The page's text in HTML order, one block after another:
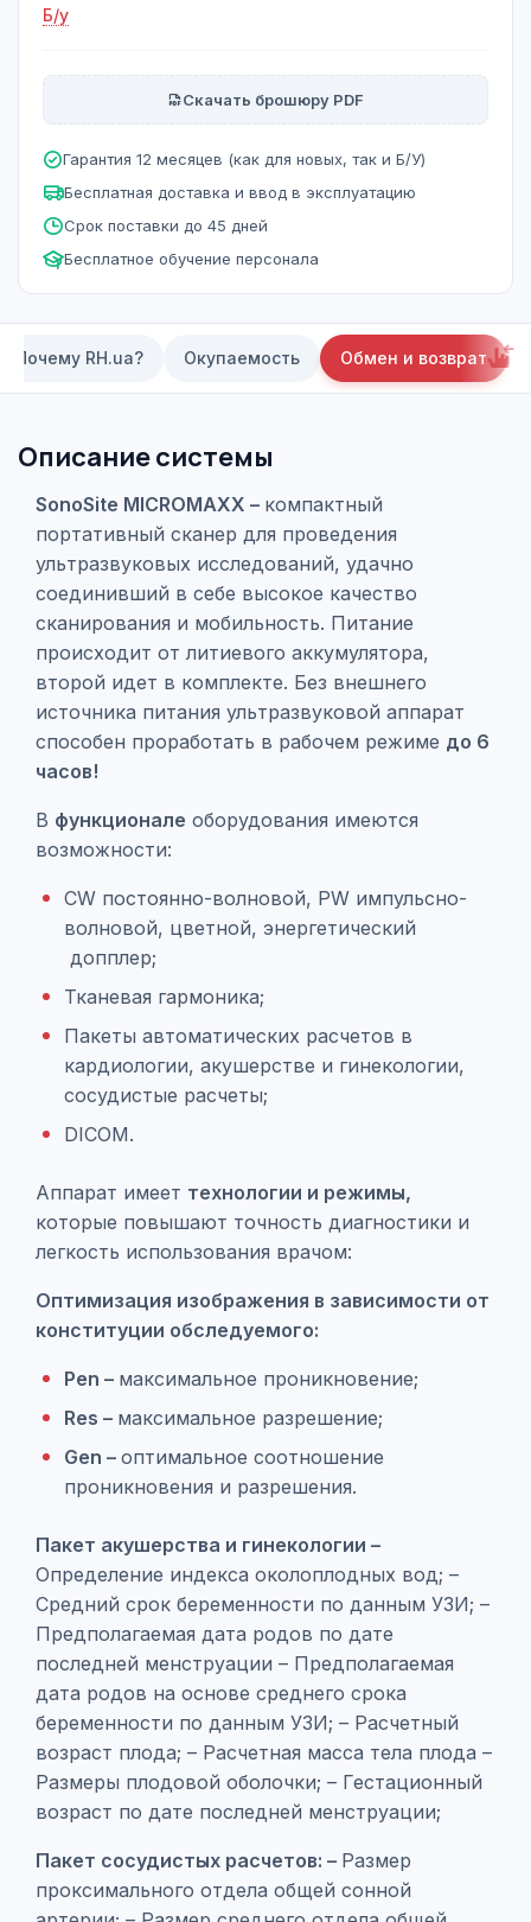
Б/у
Скачать брошюру PDF
Гарантия 12 месяцев (как для новых, так и Б/У)
Бесплатная доставка и ввод в эксплуатацию
Срок поставки до 45 дней
Бесплатное обучение персонала
Почему RH.ua? Окупаемость Обмен и возврат
Описание системы
SonoSite MICROMAXX – компактный
портативный сканер для проведения
ультразвуковых исследований, удачно
соединивший в себе высокое качество
сканирования и мобильность. Питание
происходит от литиевого аккумулятора,
второй идет в комплекте. Без внешнего
источника питания ультразвуковой аппарат
способен проработать в рабочем режиме до 6
часов!
В функционале оборудования имеются
возможности:
CW постоянно-волновой, PW импульсно-
волновой, цветной, энергетический
допплер;
Тканевая гармоника;
Пакеты автоматических расчетов в
кардиологии, акушерстве и гинекологии,
сосудистые расчеты;
DICOM.
Аппарат имеет технологии и режимы,
которые повышают точность диагностики и
легкость использования врачом:
Оптимизация изображения в зависимости от
конституции обследуемого:
Pen – максимальное проникновение;
Res – максимальное разрешение;
Gen – оптимальное соотношение
проникновения и разрешения.
Пакет акушерства и гинекологии –
Определение индекса околоплодных вод; –
Средний срок беременности по данным УЗИ; –
Предполагаемая дата родов по дате
последней менструации – Предполагаемая
дата родов на основе среднего срока
беременности по данным УЗИ; – Расчетный
возраст плода; – Расчетная масса тела плода –
Размеры плодовой оболочки; – Гестационный
возраст по дате последней менструации;
Пакет сосудистых расчетов: – Размер
проксимального отдела общей сонной